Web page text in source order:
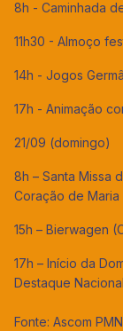
8h - Caminhada
11h30 - Almoço
14h - Jogos
17h - Animação
21/09 (domingo)
8h – Santa Missa
Coração de Maria
15h – Bierwagen
17h – Início da
Destaque Nacional
Fonte: Ascom